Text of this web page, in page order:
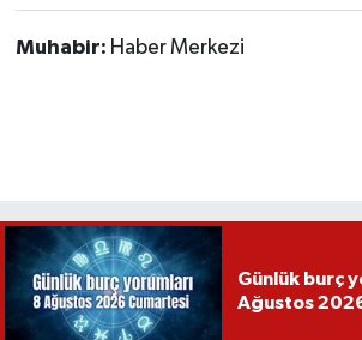
Muhabir: Haber Merkezi
Günlük burç
Ağustos